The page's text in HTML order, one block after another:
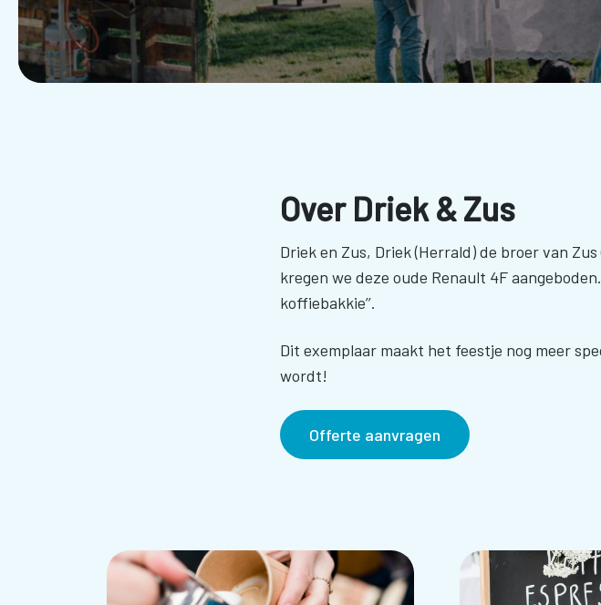
Over Driek & Zus
Driek en Zus, Driek (Herrald) de broer van
kregen we deze oude Renault 4F
koffiebakkie’’.
Dit exemplaar maakt het feestje nog meer
wordt!
Offerte aanvragen